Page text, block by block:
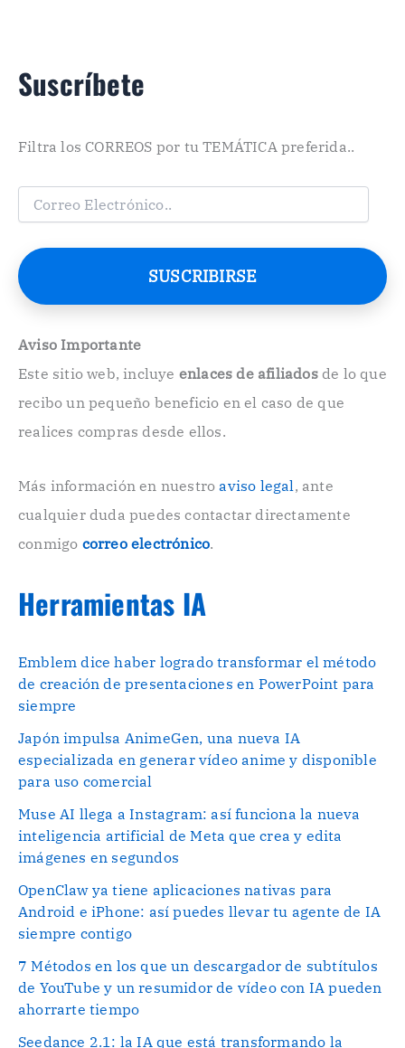
Suscríbete
Filtra los CORREOS por tu TEMÁTICA preferida..
C
e
o
e
t
ó
n
o
.
SUSCRIBIRSE
Aviso Importante
Este sitio web, incluye enlaces de afiliadosde lo que
recibo un pequeño beneficio en el caso de que
realices compras desde ellos.
Más información en nuestroaviso legal , ante
cualquier duda puedes contactar directamente
conmigo correo electrónico.
Herramientas IA
Emblem dice haber logrado transformar el método
de creación de presentaciones en PowerPoint para
siempre
Japón impulsa AnimeGen, una nueva IA
especializada en generar vídeo anime y disponible
para uso comercial
Muse AI llega a Instagram: así funciona la nueva
inteligencia artificial de Meta que crea y edita
imágenes en segundos
OpenClaw ya tiene aplicaciones nativas para
Android e iPhone: así puedes llevar tu agente de IA
siempre contigo
7 Métodos en los que un descargador de subtítulos
de YouTube y un resumidor de vídeo con IA pueden
ahorrarte tiempo
Seedance 2.1: la IA que está transformando la